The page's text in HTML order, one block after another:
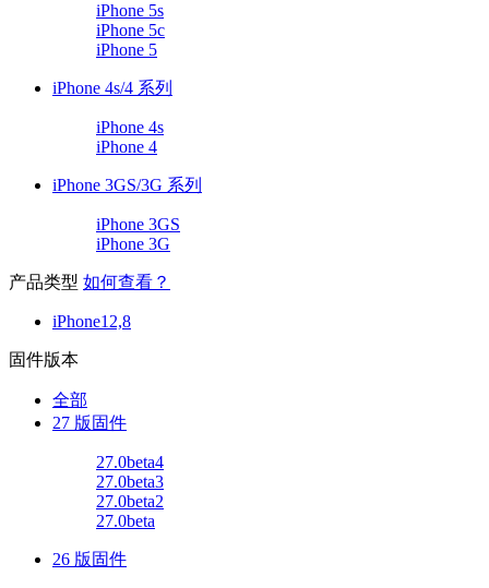
iPhone 5s
iPhone 5c
iPhone 5
iPhone 4s/4 系列
iPhone 4s
iPhone 4
iPhone 3GS/3G 系列
iPhone 3GS
iPhone 3G
产品类型 如何查看？
iPhone12,8
固件版本
全部
27 版固件
27.0beta4
27.0beta3
27.0beta2
27.0beta
26 版固件